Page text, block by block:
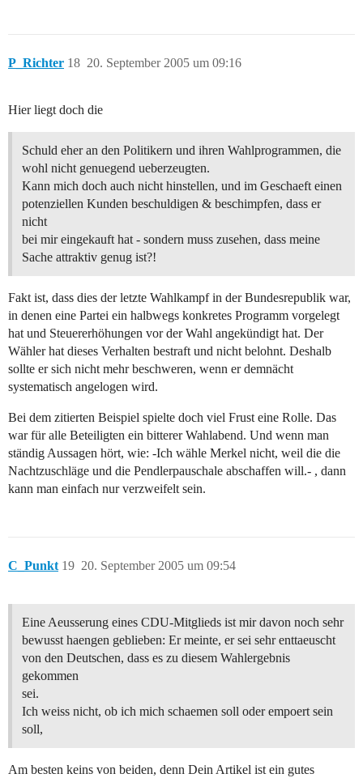
P_Richter 20. September 2005 um 09:16
18
Hier liegt doch die
Schuld eher an den Politikern und ihren Wahlprogrammen, die
wohl nicht genuegend ueberzeugten.
Kann mich doch auch nicht hinstellen, und im Geschaeft einen
potenziellen Kunden beschuldigen & beschimpfen, dass er
nicht
bei mir eingekauft hat - sondern muss zusehen, dass meine
Sache attraktiv genug ist?!
Fakt ist, dass dies der letzte Wahlkampf in der Bundesrepublik war,
in denen eine Partei ein halbwegs konkretes Programm vorgelegt
hat und Steuererhöhungen vor der Wahl angekündigt hat. Der
Wähler hat dieses Verhalten bestraft und nicht belohnt. Deshalb
sollte er sich nicht mehr beschweren, wenn er demnächt
systematisch angelogen wird.
Bei dem zitierten Beispiel spielte doch viel Frust eine Rolle. Das
war für alle Beteiligten ein bitterer Wahlabend. Und wenn man
ständig Aussagen hört, wie: -Ich wähle Merkel nicht, weil die die
Nachtzuschläge und die Pendlerpauschale abschaffen will.- , dann
kann man einfach nur verzweifelt sein.
C_Punkt 20. September 2005 um 09:54
19
Eine Aeusserung eines CDU-Mitglieds ist mir davon noch sehr
bewusst haengen geblieben: Er meinte, er sei sehr enttaeuscht
von den Deutschen, dass es zu diesem Wahlergebnis
gekommen
sei.
Ich weiss nicht, ob ich mich schaemen soll oder empoert sein
soll,
Am besten keins von beiden, denn Dein Artikel ist ein gutes